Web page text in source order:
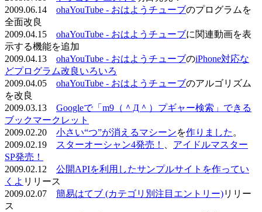
2009.06.14 ohaYouTube - おはようチューブのプログラムを
全面改良
2009.04.15 ohaYouTube - おはようチューブに関連動画を表
示する機能を追加
2009.04.13 ohaYouTube - おはようチューブのiPhone対応な
どプログラム改良いろいろ
2009.04.05 ohaYouTube - おはようチューブのアルゴリズム
を改良
2009.03.13 Googleで「m9（＾Д＾）プギャー検索」できる
ブックマークレット
2009.02.20 小さい“つ”が消えるマシーンを作りました 。
2009.02.19
スターオーシャン4発売！
アイドルマスター
SP発売！
2009.02.12 公開APIを利用したサンプルサイトを作ってい
くよ リリース
2009.02.07 簡易はてブ (カテゴリ別注目エントリー)リリー
ス